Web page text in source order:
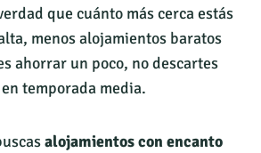
que cuánto más cerca estás
menos alojamientos baratos
ahorrar un poco, no descartes
temporada media.
alojamientos con encanto